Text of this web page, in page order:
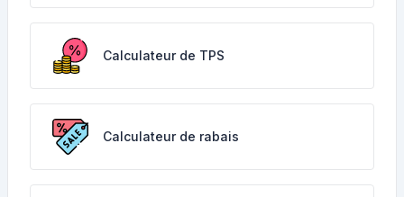
Calculateur de TPS
Calculateur de rabais